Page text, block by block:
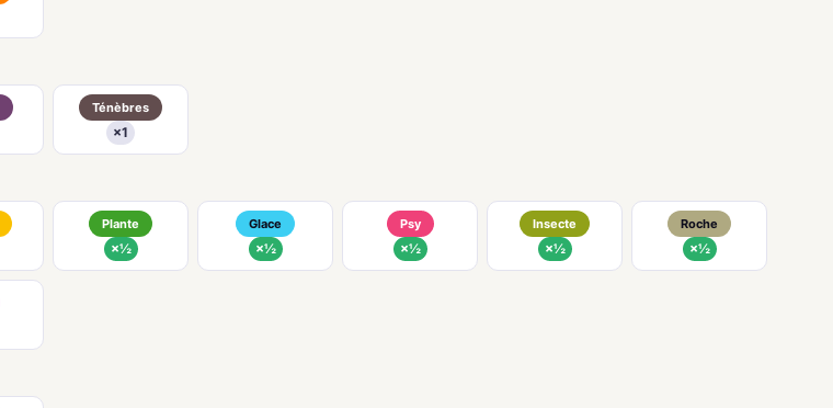
Ténèbres
×1
Plante
×½
Glace
×½
Psy
×½
Insecte
×½
Roche
×½